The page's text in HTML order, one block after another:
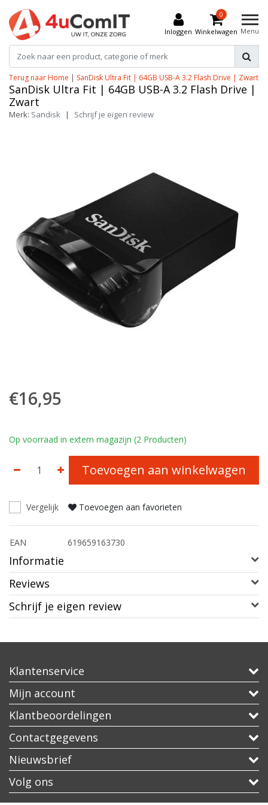
Inloggen
0
Winkelwagen Menu
Terug naar Home | SanDisk Ultra Fit | 64GB USB-A 3.2 Flash Drive | Zwart
SanDisk Ultra Fit | 64GB USB-A 3.2 Flash Drive |
Zwart
Merk: Sandisk | Schrijf je eigen review
€16,95
Op voorraad in extern magazijn (2 Producten)
Toevoegen aan winkelwagen
Vergelijk Toevoegen aan favorieten
EAN 619659163730
Informatie
Reviews
Schrijf je eigen review
Klantenservice
Mijn account
Klantbeoordelingen
Contactgegevens
Nieuwsbrief
Volg ons